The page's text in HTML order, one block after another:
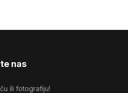
nas
ili fotografiju!